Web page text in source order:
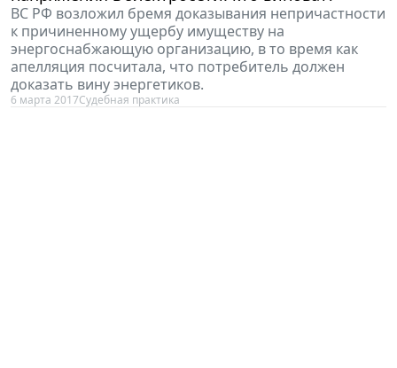
ВС РФ возложил бремя доказывания непричастности
к причиненному ущербу имуществу на
энергоснабжающую организацию, в то время как
апелляция посчитала, что потребитель должен
доказать вину энергетиков.
6 марта 2017Судебная практика